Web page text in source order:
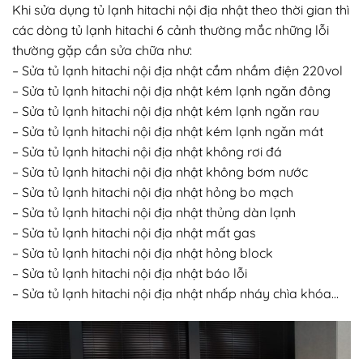
Khi sửa dụng tủ lạnh hitachi nội địa nhật theo thời gian thì
các dòng tủ lạnh hitachi 6 cảnh thường mắc những lỗi
thường gặp cần sửa chữa như:
– Sửa tủ lạnh hitachi nội địa nhật cắm nhầm điện 220vol
– Sửa tủ lạnh hitachi nội địa nhật kém lạnh ngăn đông
– Sửa tủ lạnh hitachi nội địa nhật kém lạnh ngăn rau
– Sửa tủ lạnh hitachi nội địa nhật kém lạnh ngăn mát
– Sửa tủ lạnh hitachi nội địa nhật không rơi đá
– Sửa tủ lạnh hitachi nội địa nhật không bơm nước
– Sửa tủ lạnh hitachi nội địa nhật hỏng bo mạch
– Sửa tủ lạnh hitachi nội địa nhật thủng dàn lạnh
– Sửa tủ lạnh hitachi nội địa nhật mất gas
– Sửa tủ lạnh hitachi nội địa nhật hỏng block
– Sửa tủ lạnh hitachi nội địa nhật báo lỗi
– Sửa tủ lạnh hitachi nội địa nhật nhấp nháy chìa khóa…